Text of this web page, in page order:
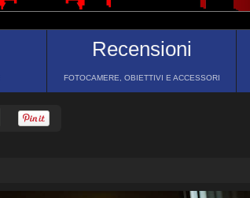
Recensioni
FOTOCAMERE, OBIETTIVI E ACCESSORI